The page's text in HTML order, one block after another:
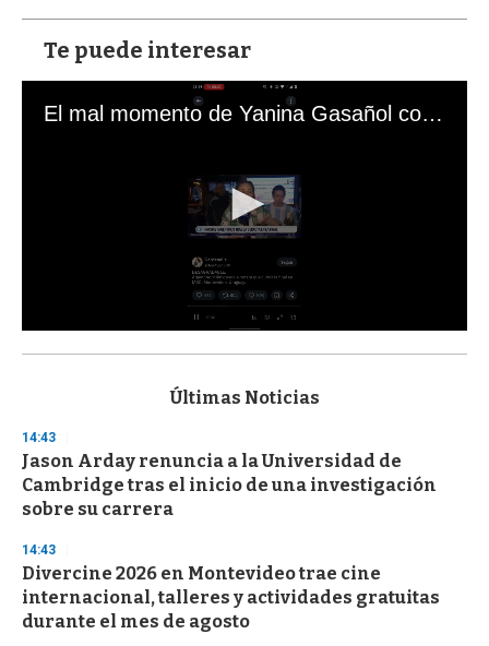
Te puede interesar
El mal momento de Yanina Gasañol con un hincha argentino en "Subrayado"
s
d
s
o
f
3
s
e
c
o
n
Últimas Noticias
14:43
Jason Arday renuncia a la Universidad de
Cambridge tras el inicio de una investigación
sobre su carrera
14:43
Divercine 2026 en Montevideo trae cine
internacional, talleres y actividades gratuitas
durante el mes de agosto